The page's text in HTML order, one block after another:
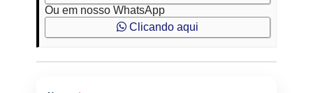
Ou em nosso WhatsApp
Clicando aqui